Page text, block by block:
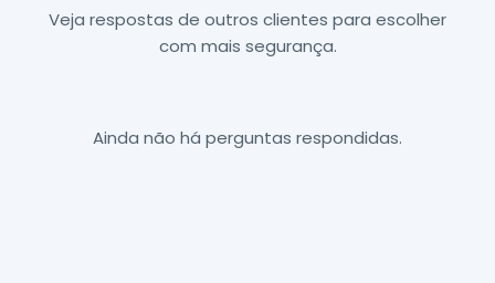
Veja respostas de outros clientes para escolher
com mais segurança.
Ainda não há perguntas respondidas.